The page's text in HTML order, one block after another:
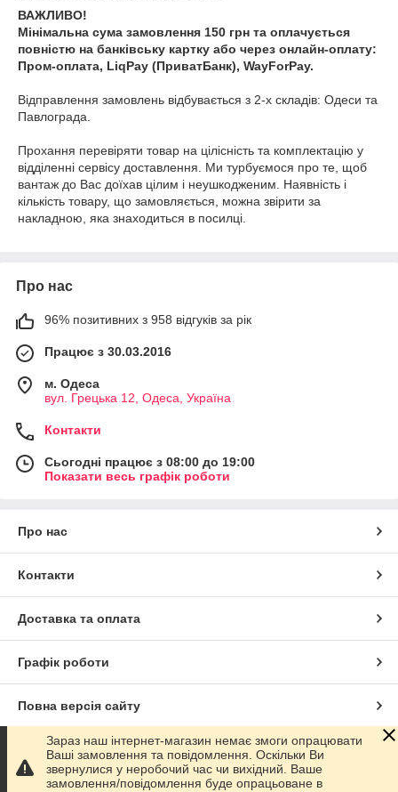
ВАЖЛИВО!
Мінімальна сума замовлення 150 грн та оплачується
повністю на банківську картку або через онлайн-оплату:
Пром-оплата, LiqPay (ПриватБанк), WayForPay.
Відправлення замовлень відбувається з 2-х складів: Одеси та
Павлограда.
Прохання перевіряти товар на цілісність та комплектацію у
відділенні сервісу доставлення. Ми турбуємося про те, щоб
вантаж до Вас доїхав цілим і неушкодженим. Наявність і
кількість товару, що замовляється, можна звірити за
накладною, яка знаходиться в посилці.
Про нас
96% позитивних з 958 відгуків за рік
Працює з 30.03.2016
м. Одеса
вул. Грецька 12, Одеса, Україна
Контакти
Сьогодні працює з 08:00 до 19:00
Показати весь графік роботи
Про нас
Контакти
Доставка та оплата
Графік роботи
Повна версія сайту
Сайт створено на маркетплейсіProm.ua
Зараз наш інтернет-магазин немає змоги опрацювати
Ваші замовлення та повідомлення. Оскільки Ви
звернулися у неробочий час чи вихідний. Ваше
замовлення/повідомлення буде опрацьоване в